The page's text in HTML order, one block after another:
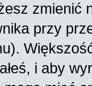
zmienić
przy
i aby